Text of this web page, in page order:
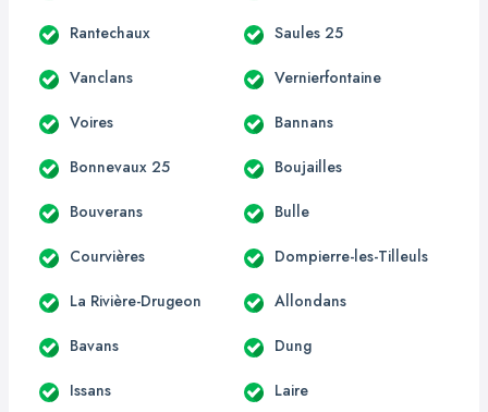
Rantechaux Saules 25
Vanclans Vernierfontaine
Voires Bannans
Bonnevaux 25 Boujailles
Bouverans Bulle
Courvières Dompierre-les-Tilleuls
La Rivière-Drugeon Allondans
Bavans Dung
Issans Laire